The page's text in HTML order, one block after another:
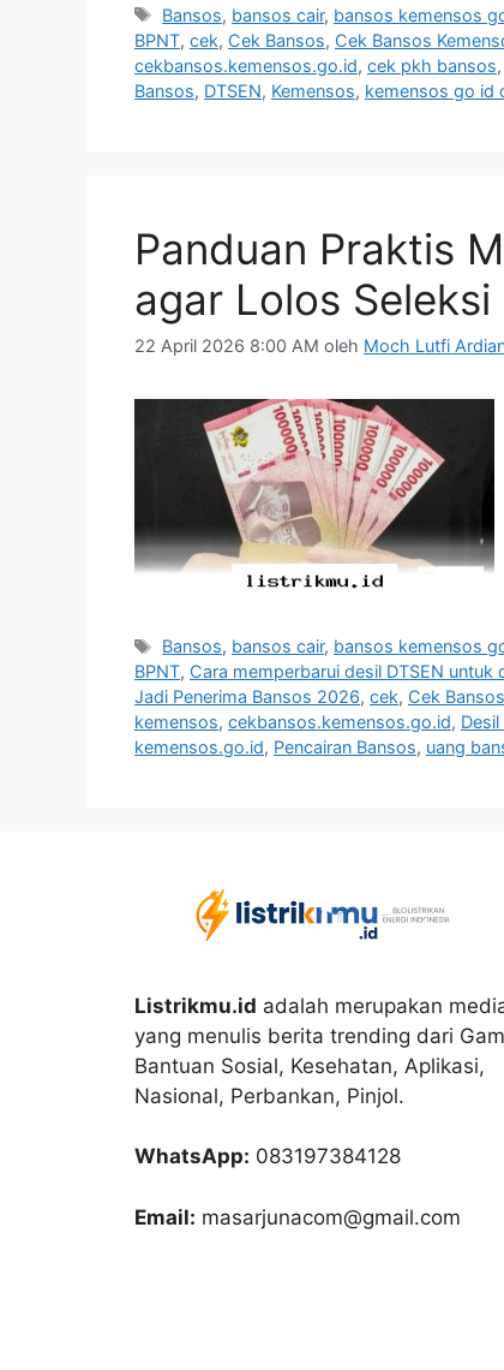
Tag
Bansos, bansos cair, bansos kemensos
BPNT, cek, Cek Bansos, Cek Bansos
cekbansos.kemensos.go.id, cek pkh bansos,
Bansos, DTSEN, Kemensos, kemensos go id
Panduan Praktis
agar Lolos
22 April 2026 8:00 AM oleh Moch Lutfi
Tag
Bansos, bansos cair, bansos kemensos
BPNT, Cara memperbarui desil DTSEN untuk
Jadi Penerima Bansos 2026, cek, Cek Bansos
kemensos, cekbansos.kemensos.go.id,
kemensos.go.id, Pencairan Bansos, uang
Listrikmu.id adalah merupakan
yang menulis berita trending dari
Bantuan Sosial, Kesehatan, Aplikasi,
Nasional, Perbankan, Pinjol.
WhatsApp: 083197384128
Email: masarjunacom@gmail.com